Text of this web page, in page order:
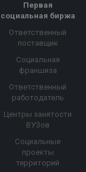
Первая
социальная биржа
Ответственный
поставщик
Социальная
франшиза
Ответственный
работодатель
Центры занятости
ВУЗов
Социальные
проекты
территорий